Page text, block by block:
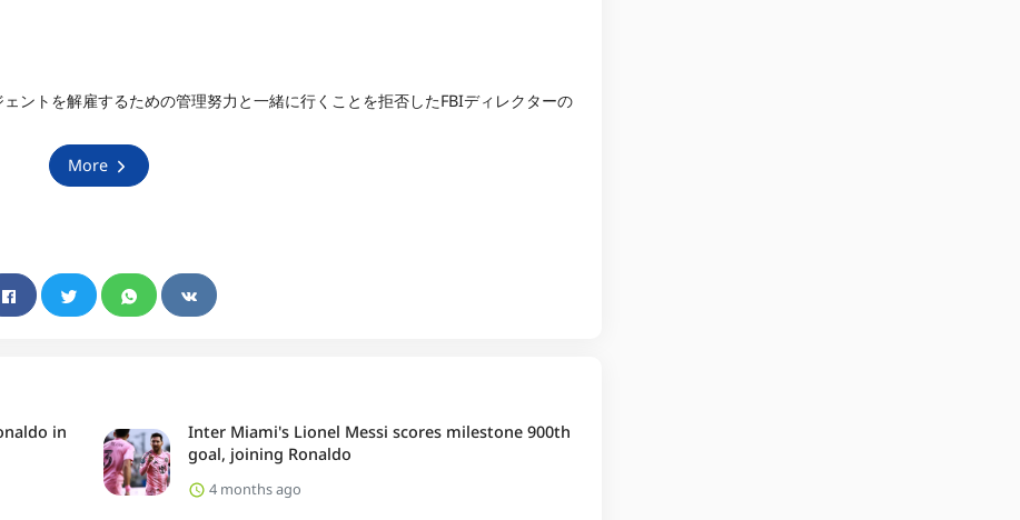
ントを解雇するための管理努力と一緒に行くことを拒否したFBIディレクターの
More
in
Inter Miami's Lionel Messi scores milestone 900th
goal, joining Ronaldo
4 months ago